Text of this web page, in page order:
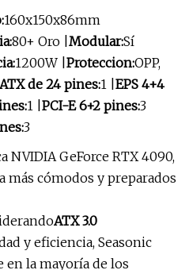
160x150x86mm
80+ Oro | Modular:Sí
1200W | Proteccion:OPP,
ATX de 24 pines:1 | EPS 4+4
1 | PCI-E 6+2 pines:3
3
NVIDIA GeForce RTX 4090,
más cómodos y preparados
ATX 3.0
y eficiencia, Seasonic
en la mayoría de los